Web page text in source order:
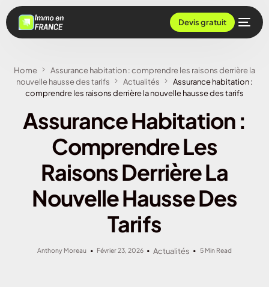
Devis gratuit
Home
Assurance habitation : comprendre les raisons derrière la
nouvelle hausse des tarifs
Actualités
Assurance habitation :
comprendre les raisons derrière la nouvelle hausse des tarifs
Assurance Habitation :
Comprendre Les
Raisons Derrière La
Nouvelle Hausse Des
Tarifs
Anthony Moreau Février 23, 2026 Actualités 5 Min Read